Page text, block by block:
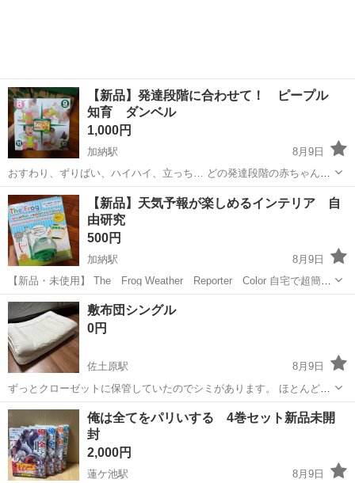
【新品】発達段階に合わせて！ ピープル
知育 ダンベル
1,000円
加納駅
8月9日
おすわり、ずりばい、ハイハイ、立っち… どの発達段階の赤ちゃんに
とっても、楽しい仕掛けがいっぱい！！ 【新品】 ピープル アクティ
ブ知育 ダンベル ①ハイハイハンドル ②片手でコロコログリップ ③
３点タイヤ ④おしゃべり...
宮崎 宮崎市 加納駅 ベビー用品 ピープル
【新品】天気予報が楽しめるインテリア 自
由研究
500円
加納駅
8月9日
【新品・未使用】 The Frog Weather Reporter Color 自宅で超簡単
に天気予報が楽しめるインテリア ▼水位が標準位置より下がると晴れ
が予想されます！ ▲水位が標準位置より上がると悪天候が予想され...
宮崎 宮崎市 加納駅 おもちゃ
敷布団シングル
0円
佐土原駅
8月9日
ずっとクローゼットに保管していたのでシミがあります。 ほとんど使
用してないです。
宮崎 宮崎市 佐土原駅 寝具
俺は全てをパリいする 4巻セット新品未開
封
2,000円
蓮ケ池駅
8月9日